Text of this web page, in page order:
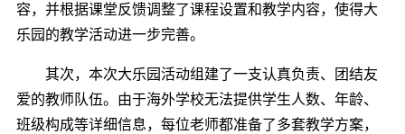
容，并根据课堂反馈调整了课程设置和教学内容，使得大
乐园的教学活动进一步完善。
其次，本次大乐园活动组建了一支认真负责、团结友
爱的教师队伍。由于海外学校无法提供学生人数、年龄、
班级构成等详细信息，每位老师都准备了多套教学方案，